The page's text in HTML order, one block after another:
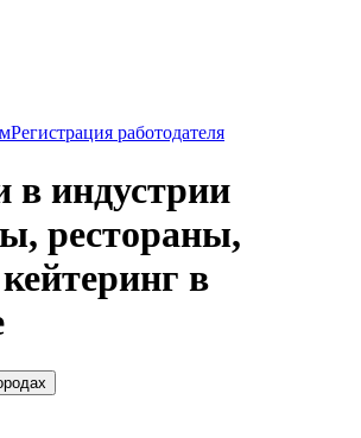
Регистрация работодателя
в индустрии
рестораны,
в